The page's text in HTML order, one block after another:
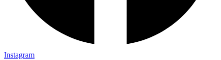
Instagram